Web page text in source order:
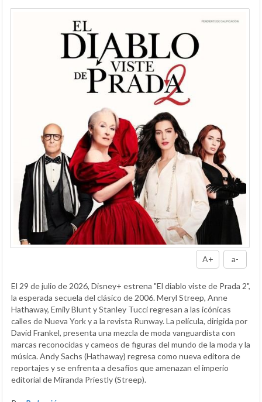
A+ a-
El 29 de julio de 2026, Disney+ estrena "El diablo viste de Prada 2",
la esperada secuela del clásico de 2006. Meryl Streep, Anne
Hathaway, Emily Blunt y Stanley Tucci regresan a las icónicas
calles de Nueva York y a la revista Runway. La película, dirigida por
David Frankel, presenta una mezcla de moda vanguardista con
marcas reconocidas y cameos de figuras del mundo de la moda y la
música. Andy Sachs (Hathaway) regresa como nueva editora de
reportajes y se enfrenta a desafíos que amenazan el imperio
editorial de Miranda Priestly (Streep).